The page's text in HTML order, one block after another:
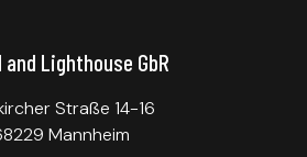
and Lighthouse GbR
Straße 14-16
Mannheim